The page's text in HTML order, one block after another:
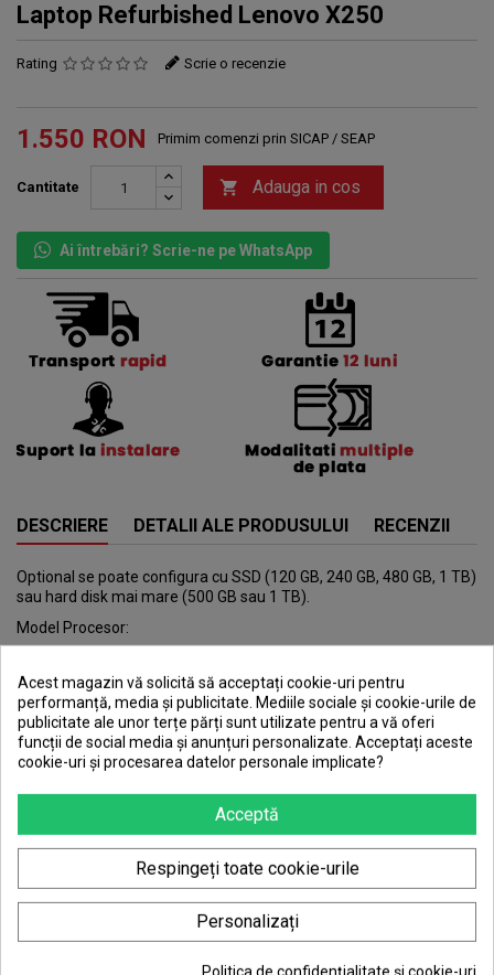
Laptop Refurbished Lenovo X250
Rating Scrie o recenzie
1.550 RON Primim comenzi prin SICAP / SEAP
Cantitate  Adauga in cos
Ai întrebări? Scrie-ne pe WhatsApp
DESCRIERE DETALII ALE PRODUSULUI RECENZII
Optional se poate configura cu SSD (120 GB, 240 GB, 480 GB, 1 TB)
sau hard disk mai mare (500 GB sau 1 TB).
Model Procesor:
Capacitate HDD:
256GB
Chipset video:
Memorie video ram:
Integrata
Acest magazin vă solicită să acceptați cookie-uri pentru
performanță, media și publicitate. Mediile sociale și cookie-urile de
publicitate ale unor terțe părți sunt utilizate pentru a vă oferi
funcții de social media și anunțuri personalizate. Acceptați aceste
cookie-uri și procesarea datelor personale implicate?
Acceptă
Respingeți toate cookie-urile
Personalizați